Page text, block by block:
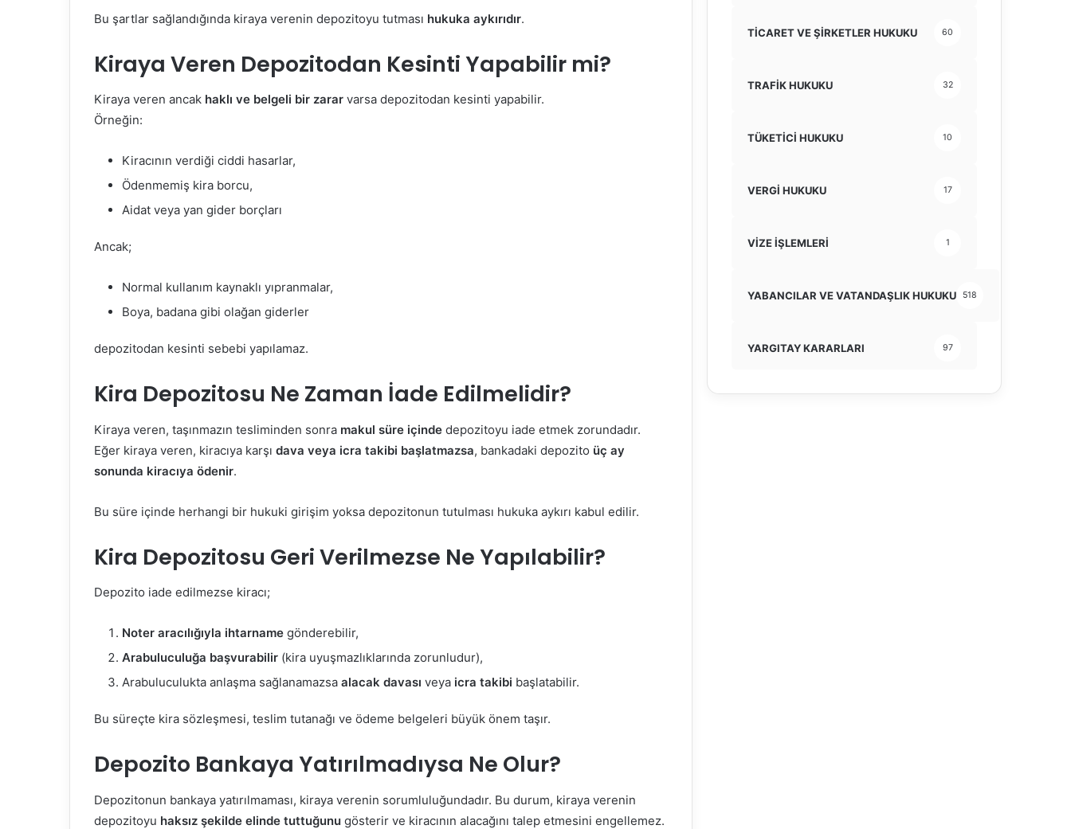
Bu şartlar sağlandığında kiraya verenin depozitoyu tutması hukuka aykırıdır.
Kiraya Veren Depozitodan Kesinti Yapabilir mi?
Kiraya veren ancak haklı ve belgeli bir zarar varsa depozitodan kesinti yapabilir.
Örneğin:
Kiracının verdiği ciddi hasarlar,
Ödenmemiş kira borcu,
Aidat veya yan gider borçları
Ancak;
Normal kullanım kaynaklı yıpranmalar,
Boya, badana gibi olağan giderler
depozitodan kesinti sebebi yapılamaz.
Kira Depozitosu Ne Zaman İade Edilmelidir?
Kiraya veren, taşınmazın tesliminden sonra makul süre içinde depozitoyu iade etmek zorundadır.
Eğer kiraya veren, kiracıya karşı dava veya icra takibi başlatmazsa, bankadaki depozito üç ay
sonunda kiracıya ödenir.
Bu süre içinde herhangi bir hukuki girişim yoksa depozitonun tutulması hukuka aykırı kabul edilir.
Kira Depozitosu Geri Verilmezse Ne Yapılabilir?
Depozito iade edilmezse kiracı;
Noter aracılığıyla ihtarname gönderebilir,
Arabuluculuğa başvurabilir (kira uyuşmazlıklarında zorunludur),
Arabuluculukta anlaşma sağlanamazsa alacak davası veya icra takibi başlatabilir.
Bu süreçte kira sözleşmesi, teslim tutanağı ve ödeme belgeleri büyük önem taşır.
Depozito Bankaya Yatırılmadıysa Ne Olur?
Depozitonun bankaya yatırılmaması, kiraya verenin sorumluluğundadır. Bu durum, kiraya verenin
depozitoyu haksız şekilde elinde tuttuğunu gösterir ve kiracının alacağını talep etmesini engellemez.
TİCARET VE ŞİRKETLER HUKUKU 60
TRAFİK HUKUKU 32
TÜKETİCİ HUKUKU 10
VERGİ HUKUKU 17
VİZE İŞLEMLERİ 1
YABANCILAR VE VATANDAŞLIK HUKUKU 518
YARGITAY KARARLARI 97